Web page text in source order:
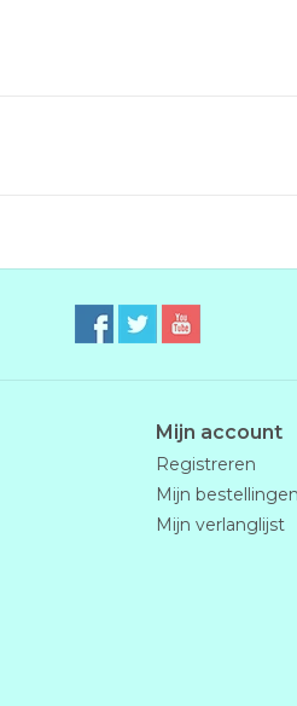
Mijn account
Registreren
Mijn bestellingen
Mijn verlanglijst